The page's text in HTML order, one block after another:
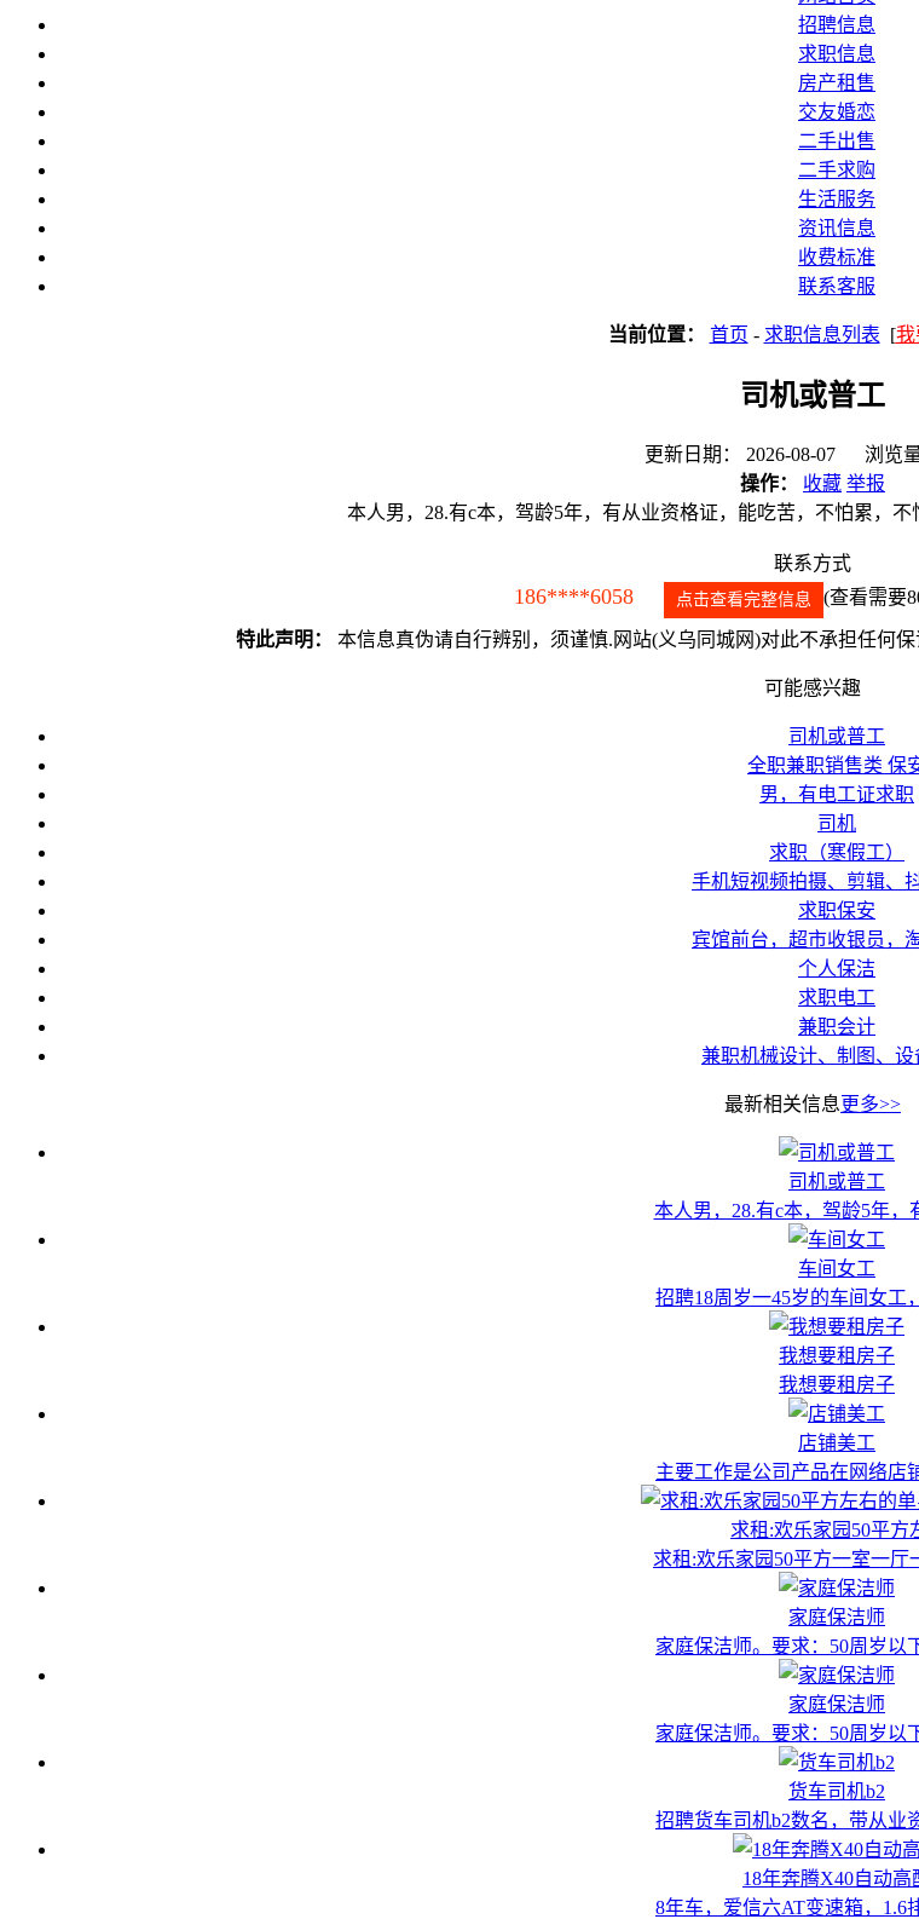
招聘信息
求职信息
房产租售
交友婚恋
二手出售
二手求购
生活服务
资讯信息
收费标准
联系客服
当前位置： 首页 - 求职信息列表 [我
司机或普工
更新日期： 2026-08-07 浏览
操作：
收藏 举报
本人男，28.有c本，驾龄5年，有从业资格证，能吃苦，不怕累，
联系方式
186****6058 点击查看完整信息 (查看需要
特此声明： 本信息真伪请自行辨别，须谨慎.网站(义乌同城网)对此不承担任何
可能感兴趣
司机或普工
全职兼职销售类 保
男，有电工证求职
司机
求职（寒假工）
手机短视频拍摄、剪辑、
求职保安
宾馆前台，超市收银员，
个人保洁
求职电工
兼职会计
兼职机械设计、制图、设
最新相关信息更多>>
司机或普工
本人男，28.有c本，驾龄5年，
车间女工
招聘18周岁一45岁的车间女工
我想要租房子
我想要租房子
店铺美工
主要工作是公司产品在网络店
求租:欢乐家园50平方
求租:欢乐家园50平方一室一厅
家庭保洁师
家庭保洁师。要求：50周岁以
家庭保洁师
家庭保洁师。要求：50周岁以
货车司机b2
招聘货车司机b2数名，带从业
18年奔腾X40自动高
8年车，爱信六AT变速箱，1.6